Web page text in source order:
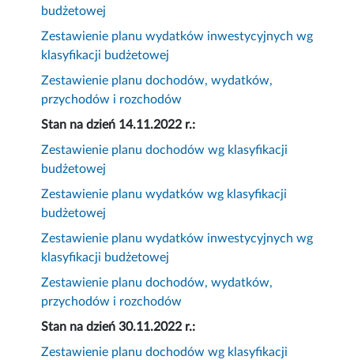
budżetowej
Zestawienie planu wydatków inwestycyjnych wg
klasyfikacji budżetowej
Zestawienie planu dochodów, wydatków,
przychodów i rozchodów
Stan na dzień 14.11.2022 r.:
Zestawienie planu dochodów wg klasyfikacji
budżetowej
Zestawienie planu wydatków wg klasyfikacji
budżetowej
Zestawienie planu wydatków inwestycyjnych wg
klasyfikacji budżetowej
Zestawienie planu dochodów, wydatków,
przychodów i rozchodów
Stan na dzień 30.11.2022 r.:
Zestawienie planu dochodów wg klasyfikacji